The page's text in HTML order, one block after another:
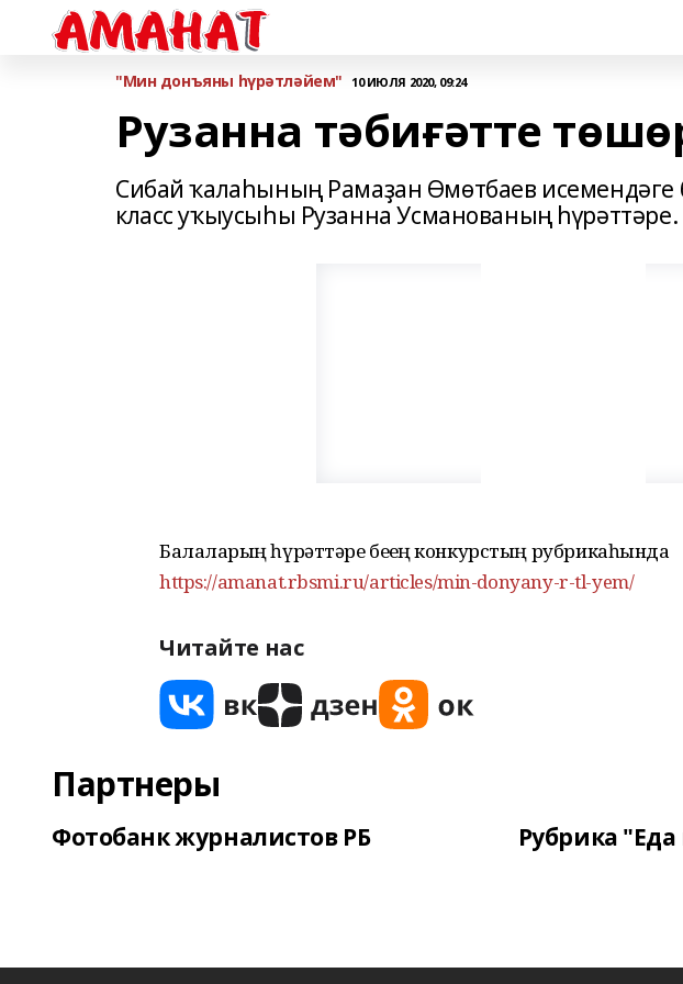
"Мин донъяны һүрәтләйем" 10 ИЮЛЯ 2020, 09:24
Рузанна тәбиғәтте
Сибай ҡалаһының Рамаҙан Өмөтбаев
класс уҡыусыһы Рузанна Усманованың һүрәттәре.
Балаларҙың һүрәттәре беҙҙең конкурстың рубрикаһында
https://amanat.rbsmi.ru/articles/min-donyany-r-tl-yem/
Читайте нас
Партнеры
Фотобанк журналистов РБ Рубрика